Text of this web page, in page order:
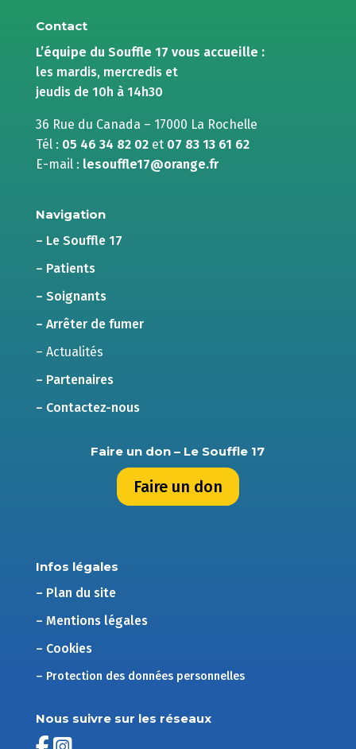
Contact
L’équipe du Souffle 17 vous accueille :
les mardis, mercredis et
jeudis de 10h à 14h30
36 Rue du Canada – 17000 La Rochelle
Tél : 05 46 34 82 02et 07 83 13 61 62
E-mail : lesouffle17@orange.fr
Navigation
– Le Souffle 17
– Patients
– Soignants
– Arrêter de fumer
– Actualités
– Partenaires
– Contactez-nous
Faire un don – Le Souffle 17
Faire un don
Infos légales
– Plan du site
– Mentions légales
– Cookies
– Protection des données personnelles
Nous suivre sur les réseaux